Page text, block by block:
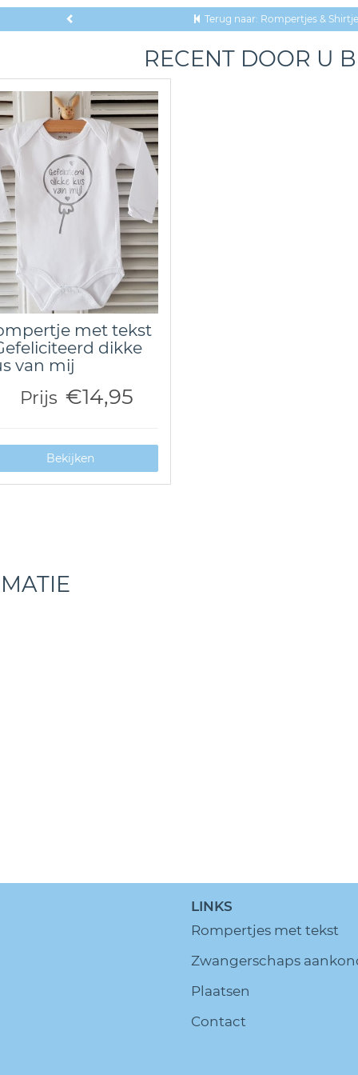
Terug naar: Rompertjes &
RECENT DOOR U
met tekst
dikke
van mij
Prijs €14,95
Bekijken
LINKS
Rompertjes met tekst
Zwangerschaps
Plaatsen
Contact